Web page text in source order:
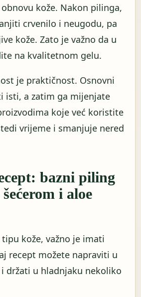
kože. Nakon pilinga,
crvenilo i neugodu, pa
kože. Zato je važno da u
na kvalitetnom gelu.
je praktičnost. Osnovni
isti, a zatim ga mijenjate
koje već koristite
vrijeme i smanjuje nered
bazni piling
i aloe
kože, važno je imati
recept možete napraviti u
držati u hladnjaku nekoliko